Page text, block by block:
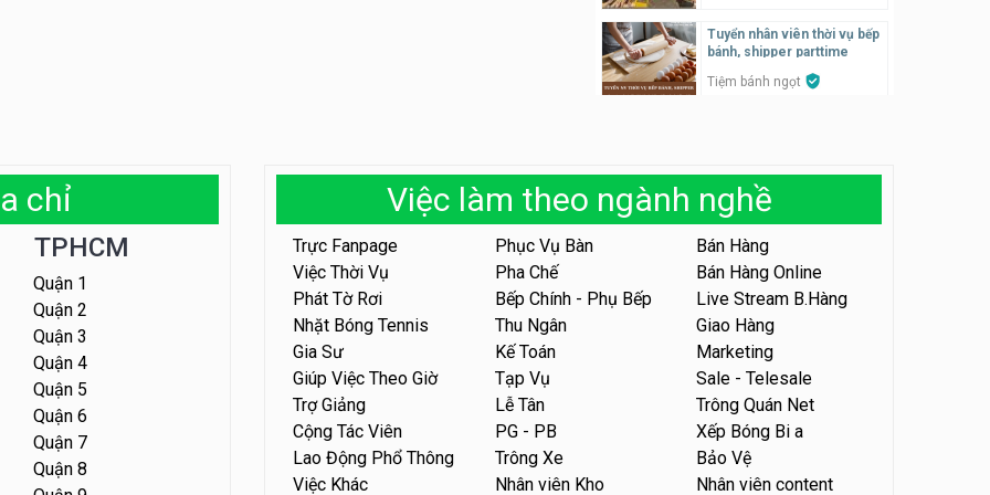
Tuyển nhân viên pha chế,
SNACK BAR NHẬT
Nhà hàng Phố Men Chill
Tuyển nhân viên đóng gói
parttime
Shop online
Tuyển nhân viên phục vụ
bàn, phụ bếp
MEEAWN TOWN x Chim quay
Tuyển nhân viên phục vụ
bàn parttime
Quán ăn, Cafe
Tuyển nhân viên thời vụ bếp
bánh, shipper parttime
Tiệm bánh ngọt
Công ty MITA
Tuyển nhân viên đóng gói
partime, fulltime
Shop online
Tuyển nhân viên phục vụ
khu vui chơi parttime linh
động
Khu vui chơi May Town
Tuyển nhân viên tư vấn bán
hàng shop mỹ phẩm
Shop mỹ phẩm
chỉ
TPHCM
Quận 1
Quận 2
Quận 3
Quận 4
Quận 5
Quận 6
Quận 7
Quận 8
Việc làm theo ngành nghề
Trực Fanpage Phục Vụ Bàn
Bán Hàng
Việc Thời Vụ
Pha Chế
Bán Hàng Online
Phát Tờ Rơi
Bếp Chính - Phụ Bếp
Live Stream B.Hàng
Nhặt Bóng Tennis
Thu Ngân
Giao Hàng
Gia Sư
Kế Toán
Marketing
Giúp Việc Theo Giờ
Tạp Vụ
Sale - Telesale
Trợ Giảng
Lễ Tân
Trông Quán Net
Cộng Tác Viên
PG - PB
Xếp Bóng Bi a
Lao Động Phổ Thông
Trông Xe
Bảo Vệ
Việc Khác
Nhân viên Kho Nhân viên content